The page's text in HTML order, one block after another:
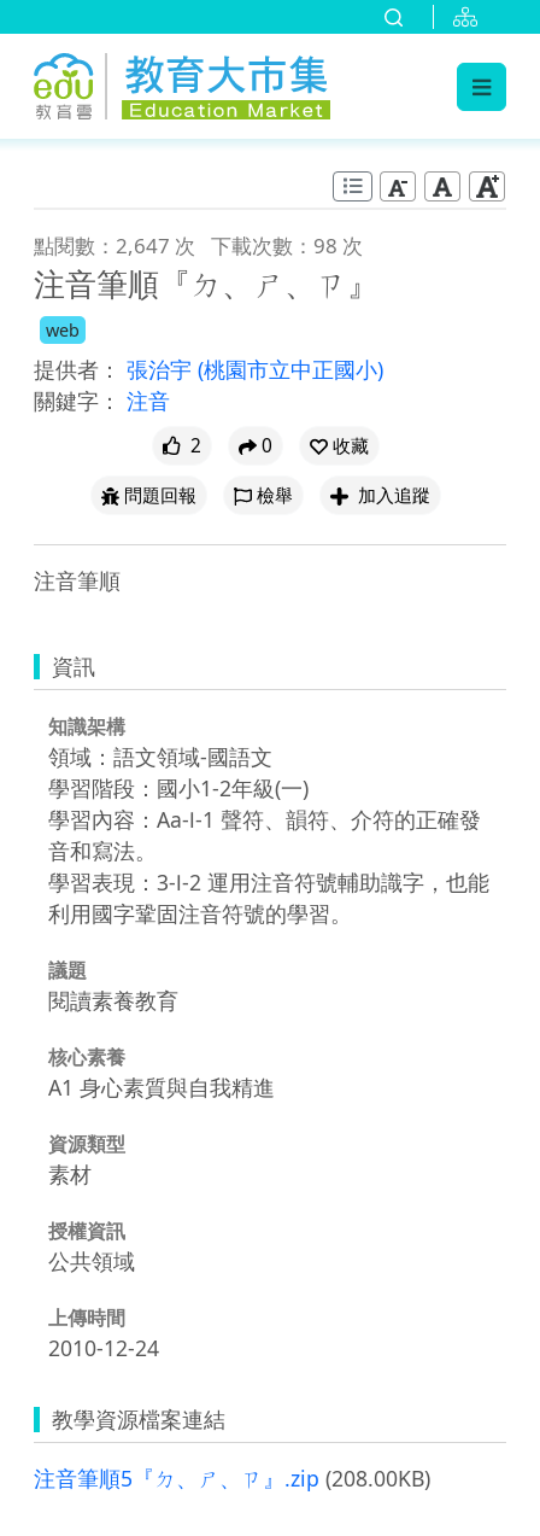
點閱數：2,647 次 下載次數：98 次
注音筆順『ㄉ、ㄕ、ㄗ』
web
提供者： 張治宇 (桃園市立中正國小)
關鍵字： 注音
2 0
收藏
問題回報
檢舉 加入追蹤
注音筆順
資訊
知識架構
領域：語文領域-國語文
學習階段：國小1-2年級(一)
學習內容：Aa-Ⅰ-1 聲符、韻符、介符的正確發
音和寫法。
學習表現：3-Ⅰ-2 運用注音符號輔助識字，也能
利用國字鞏固注音符號的學習。
議題
閱讀素養教育
核心素養
A1 身心素質與自我精進
資源類型
素材
授權資訊
公共領域
上傳時間
2010-12-24
教學資源檔案連結
注音筆順5『ㄉ、ㄕ、ㄗ』.zip (208.00KB)